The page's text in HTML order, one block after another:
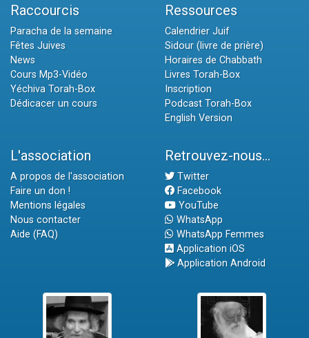
Raccourcis
Paracha de la semaine
Fêtes Juives
News
Cours Mp3-Vidéo
Yéchiva Torah-Box
Dédicacer un cours
Ressources
Calendrier Juif
Sidour (livre de prière)
Horaires de Chabbath
Livres Torah-Box
Inscription
Podcast Torah-Box
English Version
L'association
A propos de l'association
Faire un don !
Mentions légales
Nous contacter
Aide (FAQ)
Retrouvez-nous...
Twitter
Facebook
YouTube
WhatsApp
WhatsApp Femmes
Application iOS
Application Android